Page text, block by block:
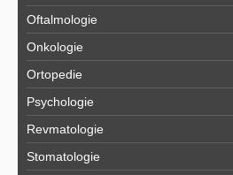
Oftalmologie
Onkologie
Ortopedie
Psychologie
Revmatologie
Stomatologie